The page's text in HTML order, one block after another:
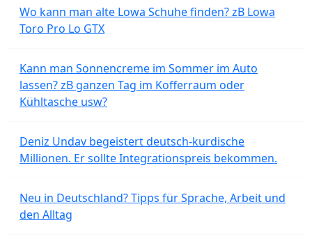
Wo kann man alte Lowa Schuhe finden? zB Lowa
Toro Pro Lo GTX
Kann man Sonnencreme im Sommer im Auto
lassen? zB ganzen Tag im Kofferraum oder
Kühltasche usw?
Deniz Undav begeistert deutsch-kurdische
Millionen. Er sollte Integrationspreis bekommen.
Neu in Deutschland? Tipps für Sprache, Arbeit und
den Alltag